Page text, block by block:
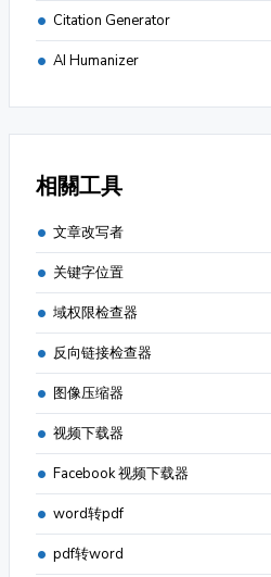
Citation Generator
AI Humanizer
相關工具
文章改写者
关键字位置
域权限检查器
反向链接检查器
图像压缩器
视频下载器
Facebook 视频下载器
word转pdf
pdf转word